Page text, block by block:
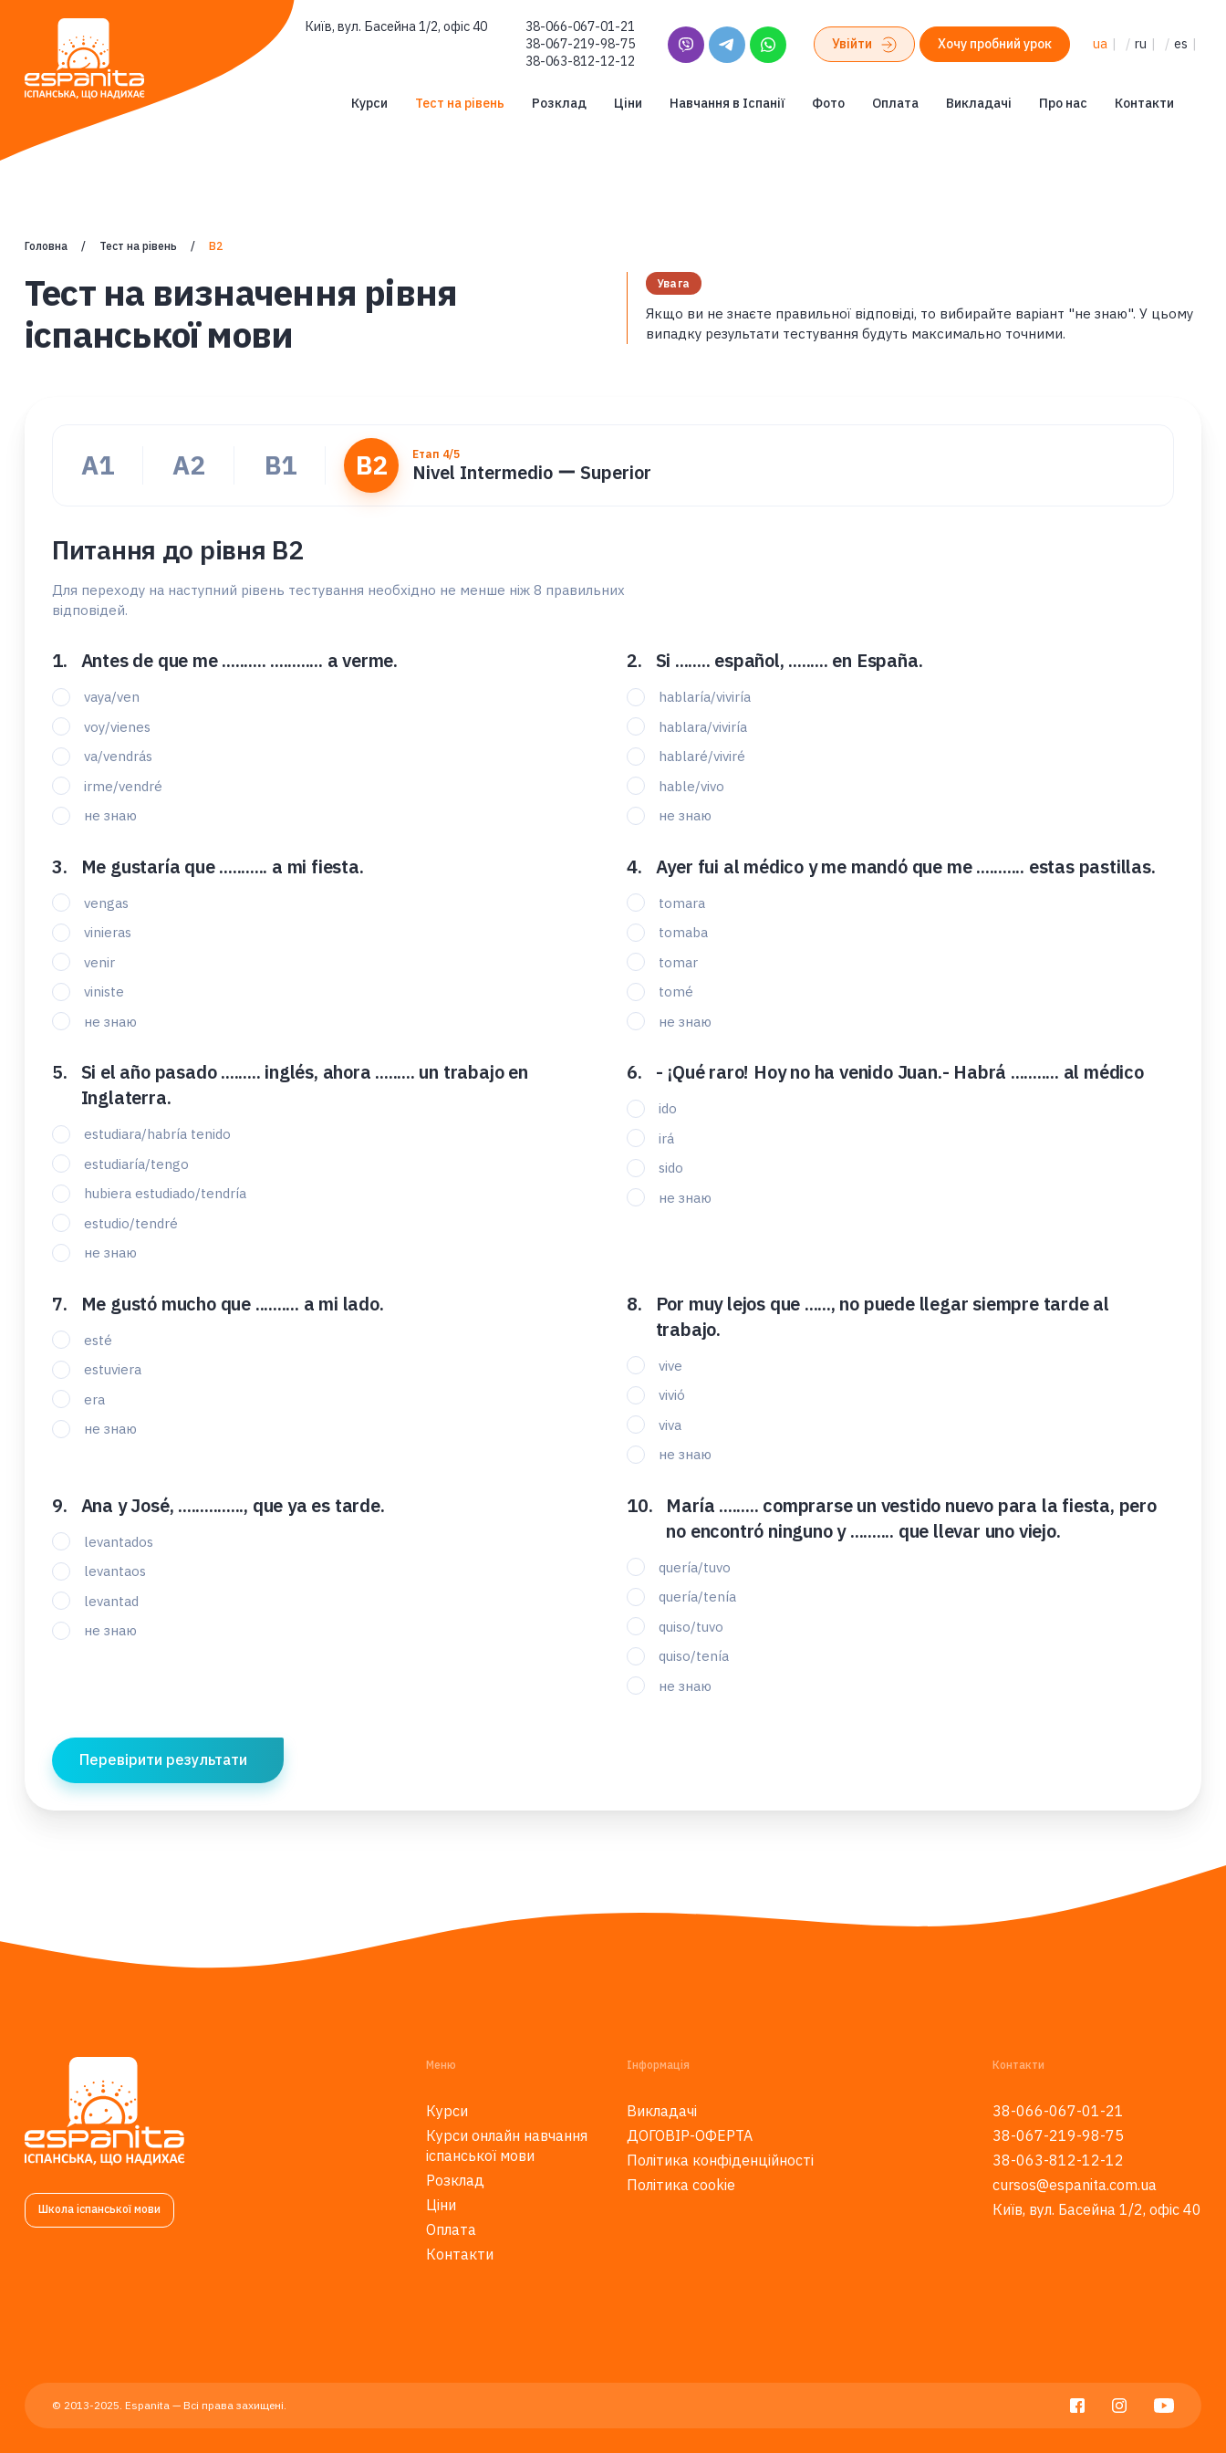
Курси Тест на рівень Розклад Ціни Навчання в Іспанії Фото Оплата Викладачі Про нас Контакти
Київ, вул. Басейна 1/2, офіс 40
38-066-067-01-21
38-067-219-98-75
38-063-812-12-12
Увійти Хочу пробний урок ua | / ru | / es |
Головна Тест на рівень B2
Тест на визначення рівня
іспанської мови
Увага
Якщо ви не знаєте правильної відповіді, то вибирайте варіант "не знаю". У цьому
випадку результати тестування будуть максимально точними.
A1 А2 В1 B2 Етап 4/5
Nivel Intermedio ー Superior
Питання до рівня B2
Для переходу на наступний рівень тестування необхідно не менше ніж 8 правильних
відповідей.
Antes de que me .......... ............ a verme.
vaya/ven
voy/vienes
va/vendrás
irme/vendré
не знаю
Si ........ español, ......... en España.
hablaría/viviría
hablara/viviría
hablaré/viviré
hable/vivo
не знаю
Me gustaría que ........... a mi fiesta.
vengas
vinieras
venir
viniste
не знаю
Ayer fui al médico y me mandó que me ........... estas pastillas.
tomara
tomaba
tomar
tomé
не знаю
Si el año pasado ......... inglés, ahora ......... un trabajo en
Inglaterra.
estudiara/habría tenido
estudiaría/tengo
hubiera estudiado/tendría
estudio/tendré
не знаю
- ¡Qué raro! Hoy no ha venido Juan.- Habrá ........... al médico
ido
irá
sido
не знаю
Me gustó mucho que .......... a mi lado.
esté
estuviera
era
не знаю
Por muy lejos que ......, no puede llegar siempre tarde al
trabajo.
vive
vivió
viva
не знаю
Ana y José, ..............., que ya es tarde.
levantados
levantaos
levantad
не знаю
María ......... comprarse un vestido nuevo para la fiesta, pero
no encontró ninguno y .......... que llevar uno viejo.
quería/tuvo
quería/tenía
quiso/tuvo
quiso/tenía
не знаю
Перевірити результати
Школа іспанської мови
Меню
Курси
Курси онлайн навчання
іспанської мови
Розклад
Ціни
Оплата
Контакти
Інформація
Викладачі
ДОГОВІР-ОФЕРТА
Політика конфіденційності
Політика cookie
Контакти
38-066-067-01-21
38-067-219-98-75
38-063-812-12-12
cursos@espanita.com.ua
Київ, вул. Басейна 1/2, офіс 40
© 2013-2025. Espanita — Всі права захищені.